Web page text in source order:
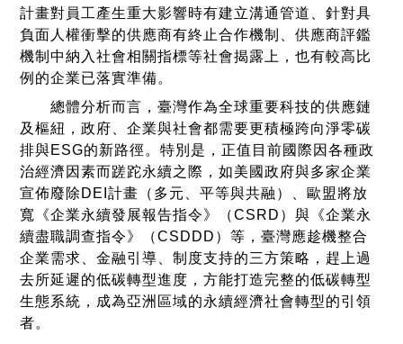
計畫對員工產生重大影響時有建立溝通管道、針對具
負面人權衝擊的供應商有終止合作機制、供應商評鑑
機制中納入社會相關指標等社會揭露上，也有較高比
例的企業已落實準備。
總體分析而言，臺灣作為全球重要科技的供應鏈
及樞紐，政府、企業與社會都需要更積極跨向淨零碳
排與ESG的新路徑。特別是，正值目前國際因各種政
治經濟因素而蹉跎永續之際，如美國政府與多家企業
宣佈廢除DEI計畫（多元、平等與共融）、歐盟將放
寬《企業永續發展報告指令》（CSRD）與《企業永
續盡職調查指令》（CSDDD）等，臺灣應趁機整合
企業需求、金融引導、制度支持的三方策略，趕上過
去所延遲的低碳轉型進度，方能打造完整的低碳轉型
生態系統，成為亞洲區域的永續經濟社會轉型的引領
者。